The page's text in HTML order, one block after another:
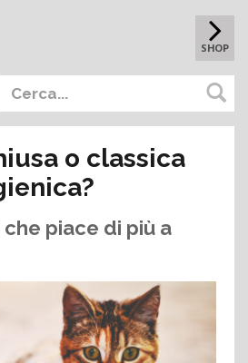
SHOP
o classica
piace di più a